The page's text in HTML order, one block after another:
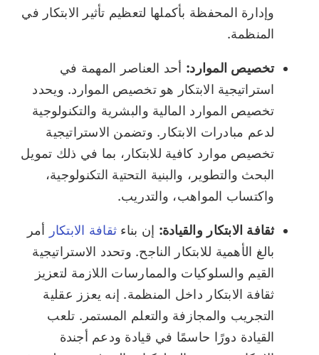
وإدارة المحفظة بأكملها لتعظيم تأثير الابتكار في
المنظمة.
تخصيص الموارد: أحد العناصر المهمة في
استراتيجية الابتكار هو تخصيص الموارد. ويحدد
تخصيص الموارد المالية والبشرية والتكنولوجية
لدعم مبادرات الابتكار. وتضمن الاستراتيجية
تخصيص موارد كافية للابتكار، بما في ذلك تمويل
البحث والتطوير، والبنية التحتية التكنولوجية،
واكتساب المواهب، والتدريب.
ثقافة الابتكار والقيادة: إن بناء ثقافة الابتكار
أمر
بالغ الأهمية للابتكار الناجح. وتحدد الاستراتيجية
القيم والسلوكيات والممارسات اللازمة لتعزيز
ثقافة الابتكار داخل المنظمة. إنه يعزز عقلية
التجريب والمجازفة والتعلم المستمر. تلعب
القيادة دورًا حاسمًا في قيادة ودعم أجندة